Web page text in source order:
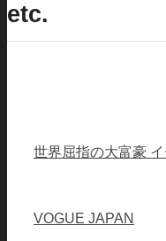
etc.
世界屈指の大富豪
VOGUE JAPAN